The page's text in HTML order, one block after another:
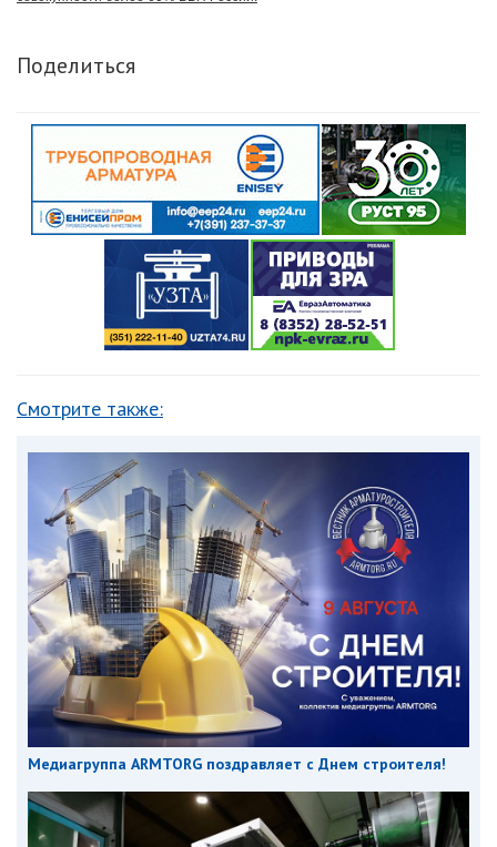
Поделиться
Смотрите также:
Медиагруппа ARMTORG поздравляет с Днем строителя!